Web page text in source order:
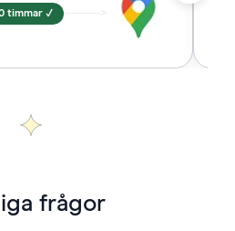
timmar ✓ ---------->
frågor